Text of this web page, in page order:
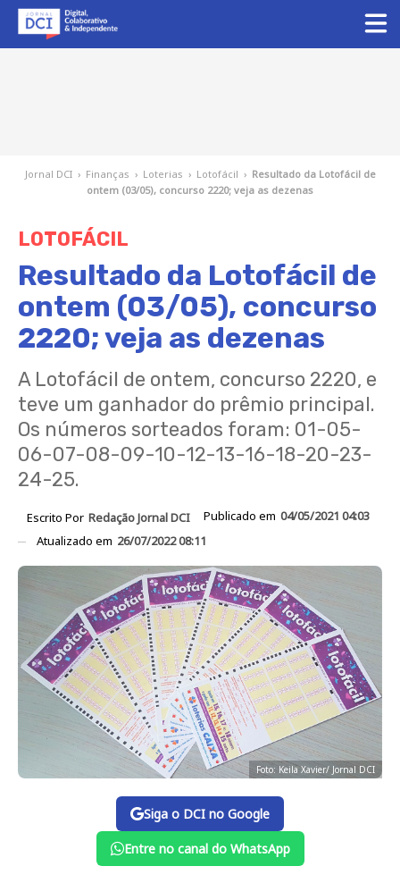
Jornal DCI › Finanças › Loterias › Lotofácil › Resultado da Lotofácil de
ontem (03/05), concurso 2220; veja as dezenas
LOTOFÁCIL
Resultado da Lotofácil de
ontem (03/05), concurso
2220; veja as dezenas
A Lotofácil de ontem, concurso 2220, e
teve um ganhador do prêmio principal.
Os números sorteados foram: 01-05-
06-07-08-09-10-12-13-16-18-20-23-
24-25.
Escrito Por Redação Jornal DCI Publicado em 04/05/2021 04:03
Atualizado em 26/07/2022 08:11
Foto: Keila Xavier/ Jornal DCI
Siga o DCI no Google
Entre no canal do WhatsApp